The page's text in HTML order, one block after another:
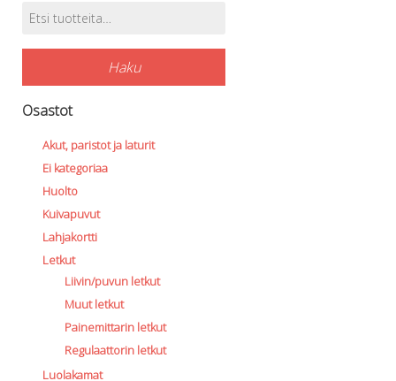
Tuotehaku
Etsi:
Haku
Osastot
Akut, paristot ja laturit
Ei kategoriaa
Huolto
Kuivapuvut
Lahjakortti
Letkut
Liivin/puvun letkut
Muut letkut
Painemittarin letkut
Regulaattorin letkut
Luolakamat